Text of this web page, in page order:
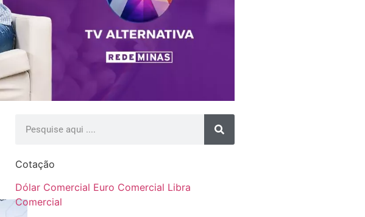
Cotação
Dólar Comercial Euro Comercial Libra
Comercial